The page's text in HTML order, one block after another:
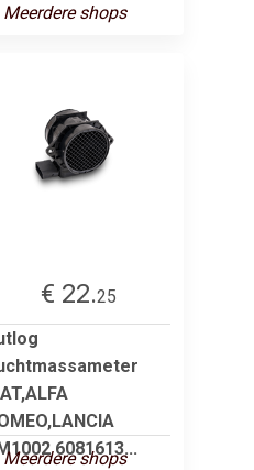
Meerdere shops
€ 22.25
6081613...
Meerdere shops